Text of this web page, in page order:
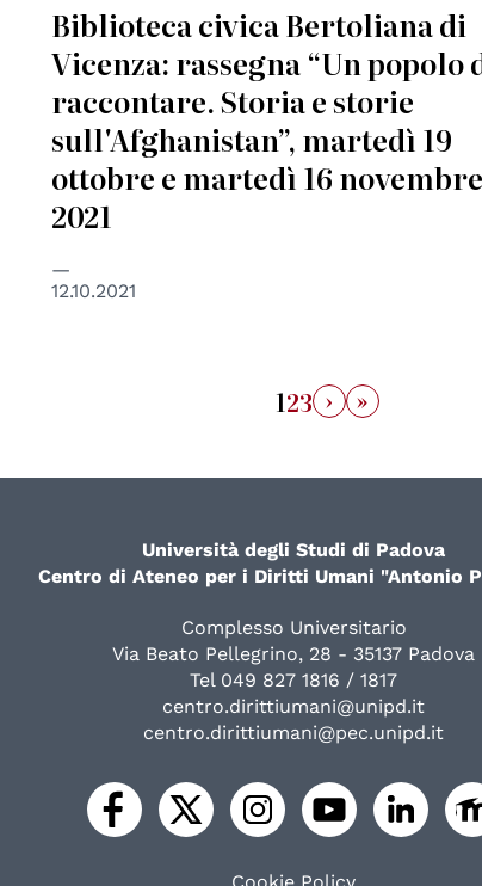
Biblioteca civica Bertoliana di
Vicenza: rassegna “Un popolo
raccontare. Storia e storie
sull'Afghanistan”, martedì 19
ottobre e martedì 16 novembre
2021
12.10.2021
123 › »
Università degli Studi di Padova
Centro di Ateneo per i Diritti Umani "Antonio
Complesso Universitario
Via Beato Pellegrino, 28 - 35137 Padova
Tel 049 827 1816 / 1817
centro.dirittiumani@unipd.it
centro.dirittiumani@pec.unipd.it